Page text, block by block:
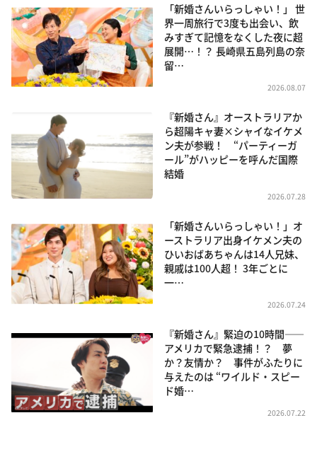
「新婚さんいらっしゃい！」 世
界一周旅行で3度も出会い、飲
みすぎて記憶をなくした夜に超
展開…！？ 長崎県五島列島の奈
留…
2026.08.07
『新婚さん』オーストラリアか
ら超陽キャ妻×シャイなイケメ
ン夫が参戦！ “パーティーガ
ール”がハッピーを呼んだ国際
結婚
2026.07.28
「新婚さんいらっしゃい！」オ
ーストラリア出身イケメン夫の
ひいおばあちゃんは14人兄妹、
親戚は100人超！ 3年ごとに
一…
2026.07.24
『新婚さん』緊迫の10時間――
アメリカで緊急逮捕！？ 夢
か？友情か？ 事件がふたりに
与えたのは “ワイルド・スピー
ド婚…
2026.07.22